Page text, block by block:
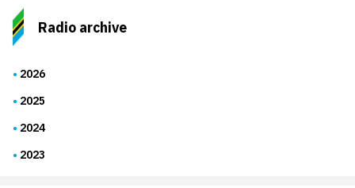
Radio archive
2026
2025
2024
2023